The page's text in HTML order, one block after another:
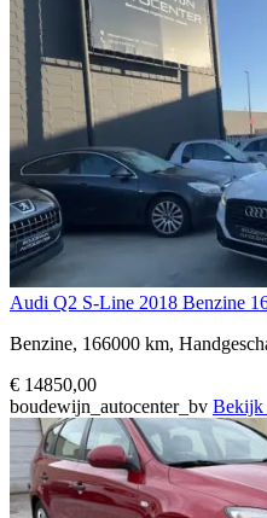
Audi Q2 S-Line 2018 Benzine
Benzine, 166000 km,
€ 14850,00
boudewijn_autocenter_bv Bekijk